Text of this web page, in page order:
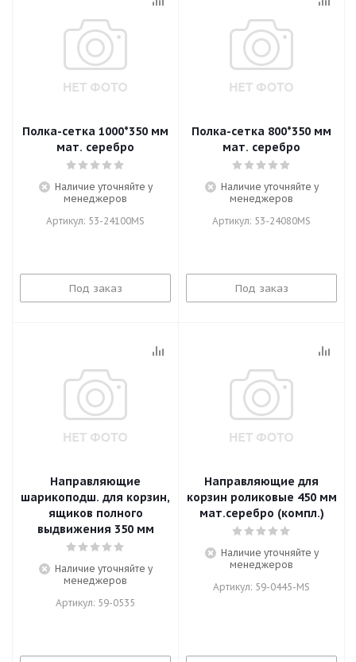
Полка-сетка 1000*350 мм
мат. серебро
Наличие уточняйте у
менеджеров
Артикул: 53-24100MS
Под заказ
Полка-сетка 800*350 мм
мат. серебро
Наличие уточняйте у
менеджеров
Артикул: 53-24080MS
Под заказ
Направляющие
шарикоподш. для корзин,
ящиков полного
выдвижения 350 мм
Наличие уточняйте у
менеджеров
Артикул: 59-0535
Направляющие для
корзин роликовые 450 мм
мат.серебро (компл.)
Наличие уточняйте у
менеджеров
Артикул: 59-0445-MS